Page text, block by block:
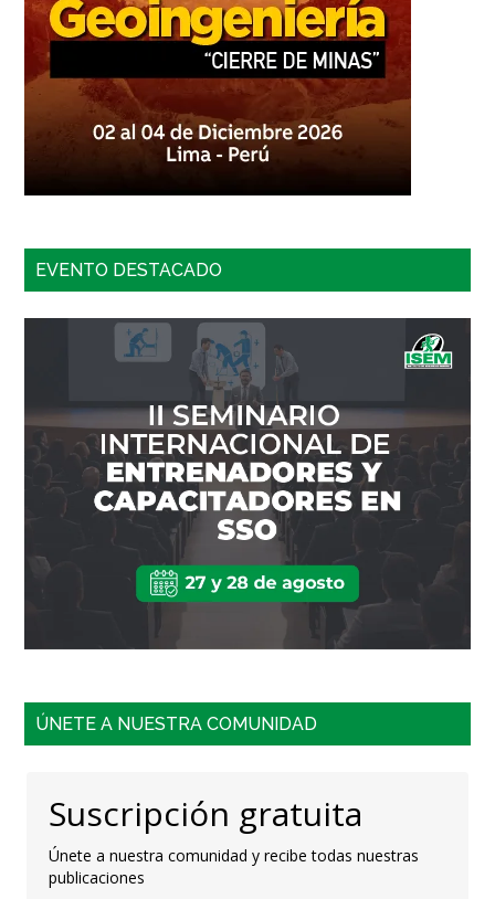
EVENTO DESTACADO
ÚNETE A NUESTRA COMUNIDAD
Suscripción gratuita
Únete a nuestra comunidad y recibe todas nuestras
publicaciones